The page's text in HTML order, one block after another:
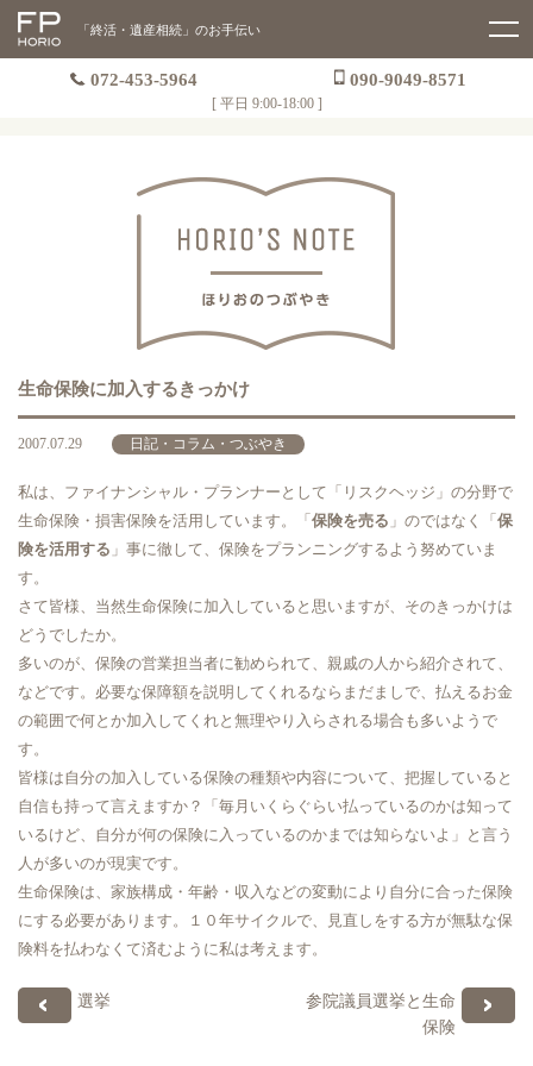
「終活・遺産相続」のお手伝い
072-453-5964 090-9049-8571
[ 平日 9:00-18:00 ]
生命保険に加入するきっかけ
2007.07.29 日記・コラム・つぶやき
私は、ファイナンシャル・プランナーとして「リスクヘッジ」の分野で
生命保険・損害保険を活用しています。「 保険を売る 」のではなく「 保
険を活用する 」事に徹して、保険をプランニングするよう努めていま
す。
さて皆様、当然生命保険に加入していると思いますが、そのきっかけは
どうでしたか。
多いのが、保険の営業担当者に勧められて、親戚の人から紹介されて、
などです。必要な保障額を説明してくれるならまだましで、払えるお金
の範囲で何とか加入してくれと無理やり入らされる場合も多いようで
す。
皆様は自分の加入している保険の種類や内容について、把握していると
自信も持って言えますか？「毎月いくらぐらい払っているのかは知って
いるけど、自分が何の保険に入っているのかまでは知らないよ」と言う
人が多いのが現実です。
生命保険は、家族構成・年齢・収入などの変動により自分に合った保険
にする必要があります。１０年サイクルで、見直しをする方が無駄な保
険料を払わなくて済むように私は考えます。
参院議員選挙と生命
保険
選挙